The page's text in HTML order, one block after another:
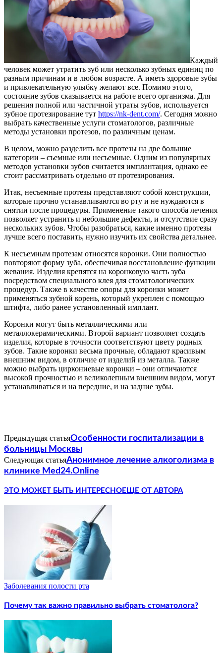
Каждый
человек может утратить зуб или несколько зубных единиц по
разным причинам и в любом возрасте. А иметь здоровые зубы
и привлекательную улыбку желают все. Помимо этого,
состояние зубов сказывается на работе всего организма. Для
решения полной или частичной утраты зубов, используется
зубное протезирование тут https://nk-dent.com/. Сегодня можно
выбрать качественные услуги стоматологов, различные
методы установки протезов, по различным ценам.
В целом, можно разделить все протезы на две большие
категории – съемные или несъемные. Одним из популярных
методов установки зубов считается имплантация, однако ее
стоит рассматривать отдельно от протезирования.
Итак, несъемные протезы представляют собой конструкции,
которые прочно устанавливаются во рту и не нуждаются в
снятии после процедуры. Применение такого способа лечения
позволяет устранить и небольшие дефекты, и отсутствие сразу
нескольких зубов. Чтобы разобраться, какие именно протезы
лучше всего поставить, нужно изучить их свойства детальнее.
К несъемным протезам относятся коронки. Они полностью
повторяют форму зуба, обеспечивая восстановление функции
жевания. Изделия крепятся на коронковую часть зуба
посредством специального клея для стоматологических
процедур. Также в качестве опоры для коронки может
применяться зубной корень, который укреплен с помощью
штифта, либо ранее установленный имплант.
Коронки могут быть металлическими или
металлокерамическими. Второй вариант позволяет создать
изделия, которые в точности соответствуют цвету родных
зубов. Такие коронки весьма прочные, обладают красивым
внешним видом, в отличие от изделий из металла. Также
можно выбрать циркониевые коронки – они отличаются
высокой прочностью и великолепным внешним видом, могут
устанавливаться и на передние, и на задние зубы.
Предыдущая статьяОсобенности госпитализации в
больницы Москвы
Следующая статьяАнонимное лечение алкоголизма в
клинике Med24.Online
ЭТО МОЖЕТ БЫТЬ ИНТЕРЕСНО ЕЩЕ ОТ АВТОРА
Заболевания полости рта
Почему так важно правильно выбрать стоматолога?